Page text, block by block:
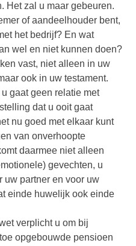
Het zal u maar gebeuren.
of aandeelhouder bent,
het bedrijf? En wat
wel en niet kunnen doen?
vast, niet alleen in uw
ook in uw testament.
gaat geen relatie met
dat u ooit gaat
nu goed met elkaar kunt
van onverhoopte
daarmee niet alleen
gevechten, u
uw partner en voor uw
einde huwelijk ook einde
verplicht u om bij
opgebouwde pensioen